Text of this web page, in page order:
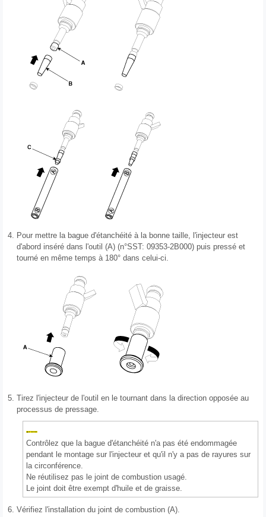
4. Pour mettre la bague d'étanchéité à la bonne taille, l'injecteur est
d'abord inséré dans l'outil (A) (n°SST: 09353-2B000) puis pressé et
tourné en même temps à 180° dans celui-ci.
5. Tirez l'injecteur de l'outil en le tournant dans la direction opposée au
processus de pressage.
Contrôlez que la bague d'étanchéité n'a pas été endommagée
pendant le montage sur l'injecteur et qu'il n'y a pas de rayures sur
la circonférence.
Ne réutilisez pas le joint de combustion usagé.
Le joint doit être exempt d'huile et de graisse.
6. Vérifiez l'installation du joint de combustion (A).